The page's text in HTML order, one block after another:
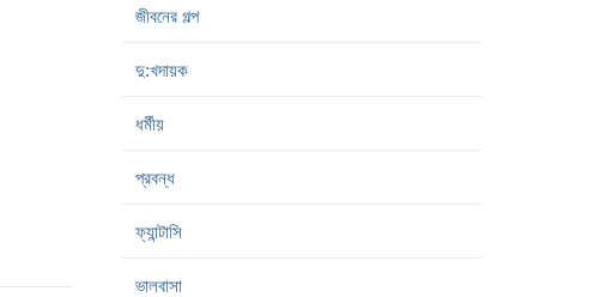
জীবনের গল্প
দু:খদায়ক
ধর্মীয়
প্রবন্ধ
ফ্যান্টাসি
ভালবাসা